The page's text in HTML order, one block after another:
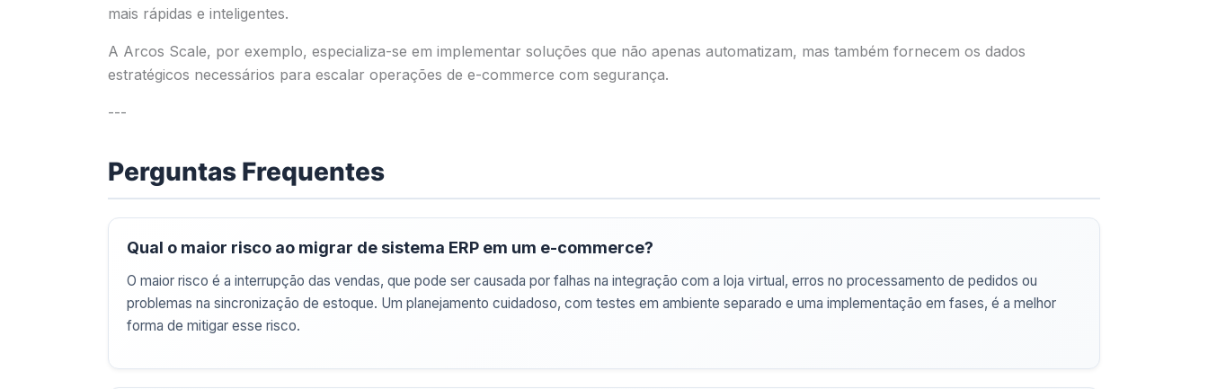
mais rápidas e inteligentes.
A Arcos Scale, por exemplo, especializa-se em implementar soluções que não apenas automatizam, mas também fornecem os dados
estratégicos necessários para escalar operações de e-commerce com segurança.
---
Perguntas Frequentes
Qual o maior risco ao migrar de sistema ERP em um e-commerce?
O maior risco é a interrupção das vendas, que pode ser causada por falhas na integração com a loja virtual, erros no processamento de pedidos ou
problemas na sincronização de estoque. Um planejamento cuidadoso, com testes em ambiente separado e uma implementação em fases, é a melhor
forma de mitigar esse risco.